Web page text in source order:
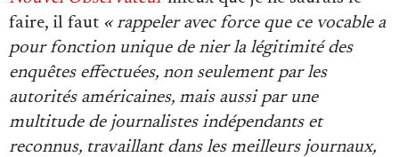
faire, il faut « rappeler avec force que ce vocable a
pour fonction unique de nier la légitimité des
enquêtes effectuées, non seulement par les
autorités américaines, mais aussi par une
multitude de journalistes indépendants et
reconnus, travaillant dans les meilleurs journaux,